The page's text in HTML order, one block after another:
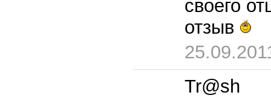
своего
отзыв
Tr@sh